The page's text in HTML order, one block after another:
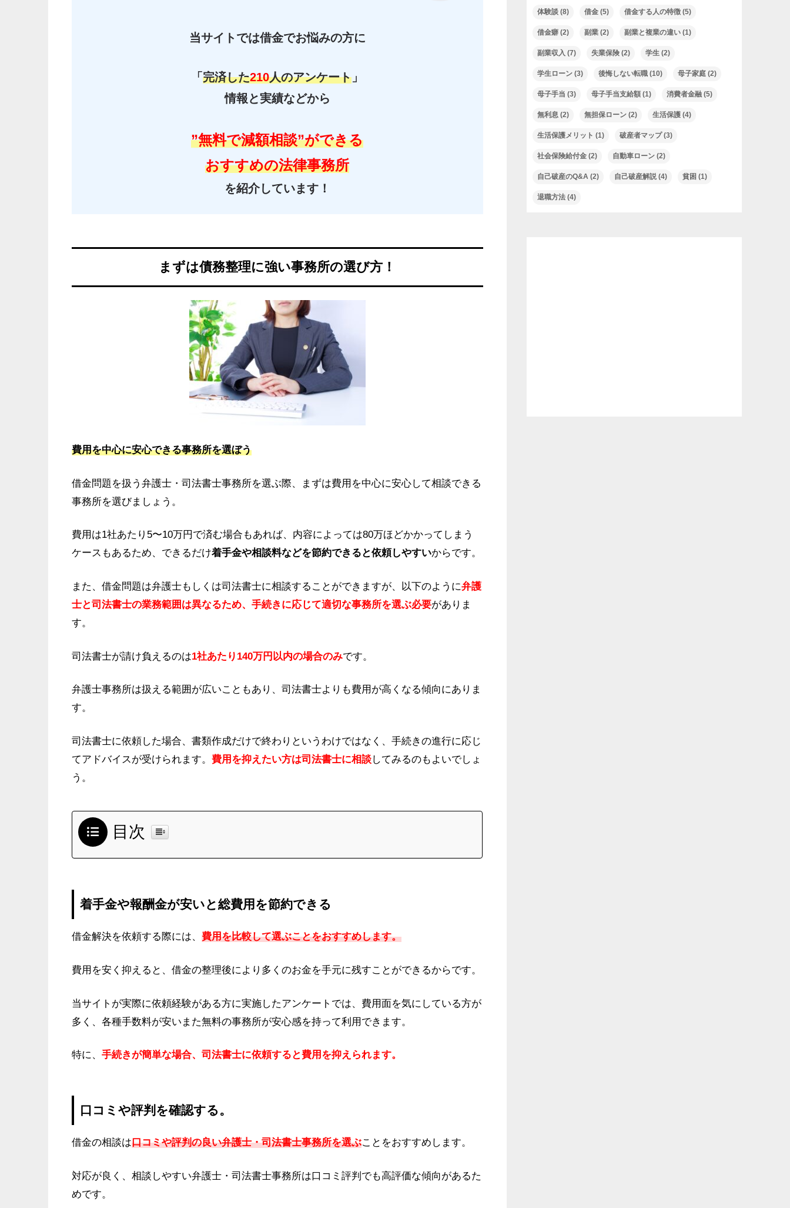
当サイトでは借金でお悩みの方に
「完済した210人のアンケート 」
情報と実績などから
”無料で減額相談”ができる
おすすめの法律事務所
を紹介しています！
まずは債務整理に強い事務所の選び方！
費用を中心に安心できる事務所を選ぼう
借金問題を扱う弁護士・司法書士事務所を選ぶ際、まずは費用を中心に安心して相談できる
事務所を選びましょう。
費用は1社あたり5〜10万円で済む場合もあれば、内容によっては80万ほどかかってしまう
ケースもあるため、できるだけ着手金や相談料などを節約できると依頼しやすいからです。
また、借金問題は弁護士もしくは司法書士に相談することができますが、以下のように弁護
士と司法書士の業務範囲は異なるため、手続きに応じて適切な事務所を選ぶ必要がありま
す。
司法書士が請け負えるのは1社あたり140万円以内の場合のみです。
弁護士事務所は扱える範囲が広いこともあり、司法書士よりも費用が高くなる傾向にありま
す。
司法書士に依頼した場合、書類作成だけで終わりというわけではなく、手続きの進行に応じ
てアドバイスが受けられます。 費用を抑えたい方は司法書士に相談してみるのもよいでしょ
う。
目次
着手金や報酬金が安いと総費用を節約できる
借金解決を依頼する際には、 費用を比較して選ぶことをおすすめします。
費用を安く抑えると、借金の整理後により多くのお金を手元に残すことができるからです。
当サイトが実際に依頼経験がある方に実施したアンケートでは、費用面を気にしている方が
多く、各種手数料が安いまた無料の事務所が安心感を持って利用できます。
特に、 手続きが簡単な場合、司法書士に依頼すると費用を抑えられます。
口コミや評判を確認する。
借金の相談は口コミや評判の良い弁護士・司法書士事務所を選ぶことをおすすめします。
対応が良く、相談しやすい弁護士・司法書士事務所は口コミ評判でも高評価な傾向があるた
めです。
体験談 (8) 借金 (5) 借金する人の特徴 (5)
借金癖 (2) 副業 (2) 副業と複業の違い (1)
副業収入 (7) 失業保険 (2) 学生 (2)
学生ローン (3) 後悔しない転職 (10) 母子家庭 (2)
母子手当 (3) 母子手当支給額 (1) 消費者金融 (5)
無利息 (2) 無担保ローン (2) 生活保護 (4)
生活保護メリット (1) 破産者マップ(3)
社会保険給付金 (2) 自動車ローン (2)
自己破産のQ&A (2) 自己破産解説 (4) 貧困 (1)
退職方法 (4)